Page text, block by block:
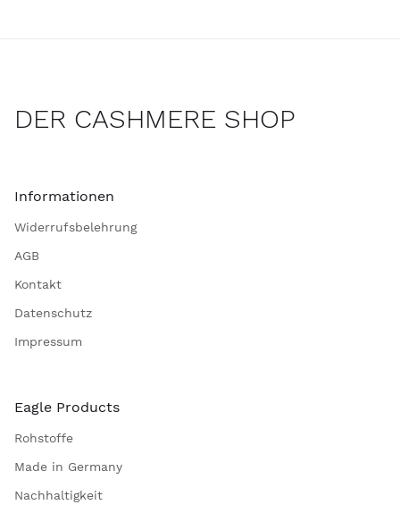
DER CASHMERE SHOP
Informationen
Widerrufsbelehrung
AGB
Kontakt
Datenschutz
Impressum
Eagle Products
Rohstoffe
Made in Germany
Nachhaltigkeit